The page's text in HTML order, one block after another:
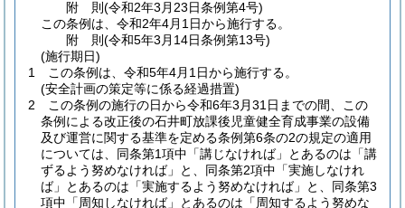
附 則(令和2年3月23日条例第4号)
この条例は、令和2年4月1日から施行する。
附 則(令和5年3月14日条例第13号)
(施行期日)
1
この条例は、令和5年4月1日から施行する。
(安全計画の策定等に係る経過措置)
2
この条例の施行の日から令和6年3月31日までの間、この
条例による改正後の石井町放課後児童健全育成事業の設備
及び運営に関する基準を定める条例第6条の2の規定の適用
については、同条第1項中「講じなければ」とあるのは「講
ずるよう努めなければ」と、同条第2項中「実施しなけれ
ば」とあるのは「実施するよう努めなければ」と、同条第3
項中「周知しなければ」とあるのは「周知するよう努めな